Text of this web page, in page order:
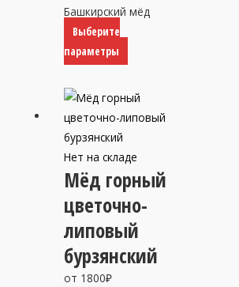
Башкирский мёд
Выберите
параметры
товар
имеет
несколько
можно
выбрать
на
странице
товара.
Нет на складе
Мёд горный
цветочно-
липовый
бурзянский
от 1800₽